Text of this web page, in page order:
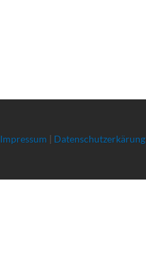
Impressum | Datenschutzerkärung